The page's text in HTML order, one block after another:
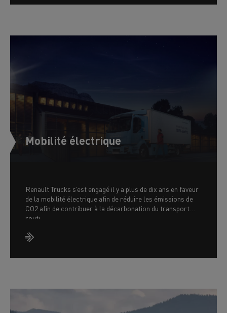
Mobilité électrique
Renault Trucks s’est engagé il y a plus de dix ans en faveur
de la mobilité électrique afin de réduire les émissions de
CO2 afin de contribuer à la décarbonation du transport
routi